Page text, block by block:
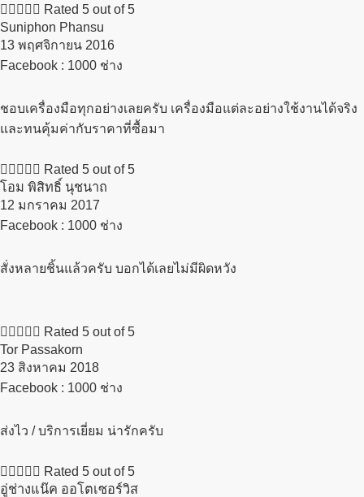
     Rated 5 out of 5
Suniphon Phansu
13 พฤศจิกายน 2016​
Facebook : 1000 ช่าง
ชอบเครื่องมือทุกอย่างเลยครับ เครื่องมือแต่ละอย่างใช้งานได้จริง
และทนคุ้มค่ากับราคาที่ซื้อมา
     Rated 5 out of 5
โอม พิสิทธิ์ นุชนาถ
12 มกราคม 2017​
Facebook : 1000 ช่าง
สั่งหลายชิ้นแล้วครับ บอกได้เลยไม่มีผิดหวัง
     Rated 5 out of 5
Tor Passakorn
23 สิงหาคม 2018​
Facebook : 1000 ช่าง
ส่งไว / บริการเยี่ยม น่ารักครับ
     Rated 5 out of 5
อู่ช่างแน๊ค ออโตเซอร์วิส